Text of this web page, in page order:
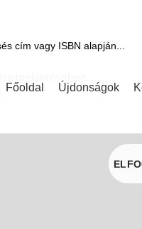
Főoldal Újdonságok